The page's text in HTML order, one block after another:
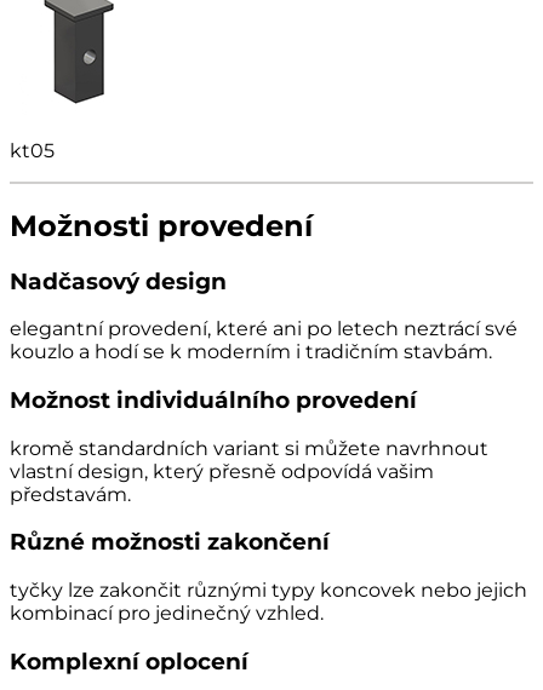
kt05
Možnosti provedení
Nadčasový design
elegantní provedení, které ani po letech neztrácí své
kouzlo a hodí se k moderním i tradičním stavbám.
Možnost individuálního provedení
kromě standardních variant si můžete navrhnout
vlastní design, který přesně odpovídá vašim
představám.
Různé možnosti zakončení
tyčky lze zakončit různými typy koncovek nebo jejich
kombinací pro jedinečný vzhled.
Komplexní oplocení